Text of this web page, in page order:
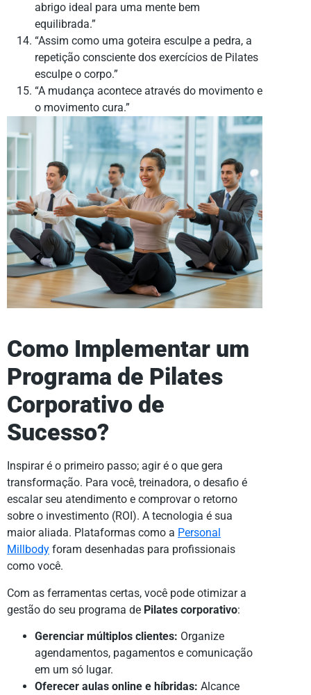
abrigo ideal para uma mente bem
equilibrada.”
“Assim como uma goteira esculpe a pedra, a
repetição consciente dos exercícios de Pilates
esculpe o corpo.”
“A mudança acontece através do movimento e
o movimento cura.”
Como Implementar um
Programa de Pilates
Corporativo de
Sucesso?
Inspirar é o primeiro passo; agir é o que gera
transformação. Para você, treinadora, o desafio é
escalar seu atendimento e comprovar o retorno
sobre o investimento (ROI). A tecnologia é sua
maior aliada. Plataformas como a Personal
Millbody foram desenhadas para profissionais
como você.
Com as ferramentas certas, você pode otimizar a
gestão do seu programa de Pilates corporativo:
Gerenciar múltiplos clientes: Organize
agendamentos, pagamentos e comunicação
em um só lugar.
Oferecer aulas online e híbridas: Alcance